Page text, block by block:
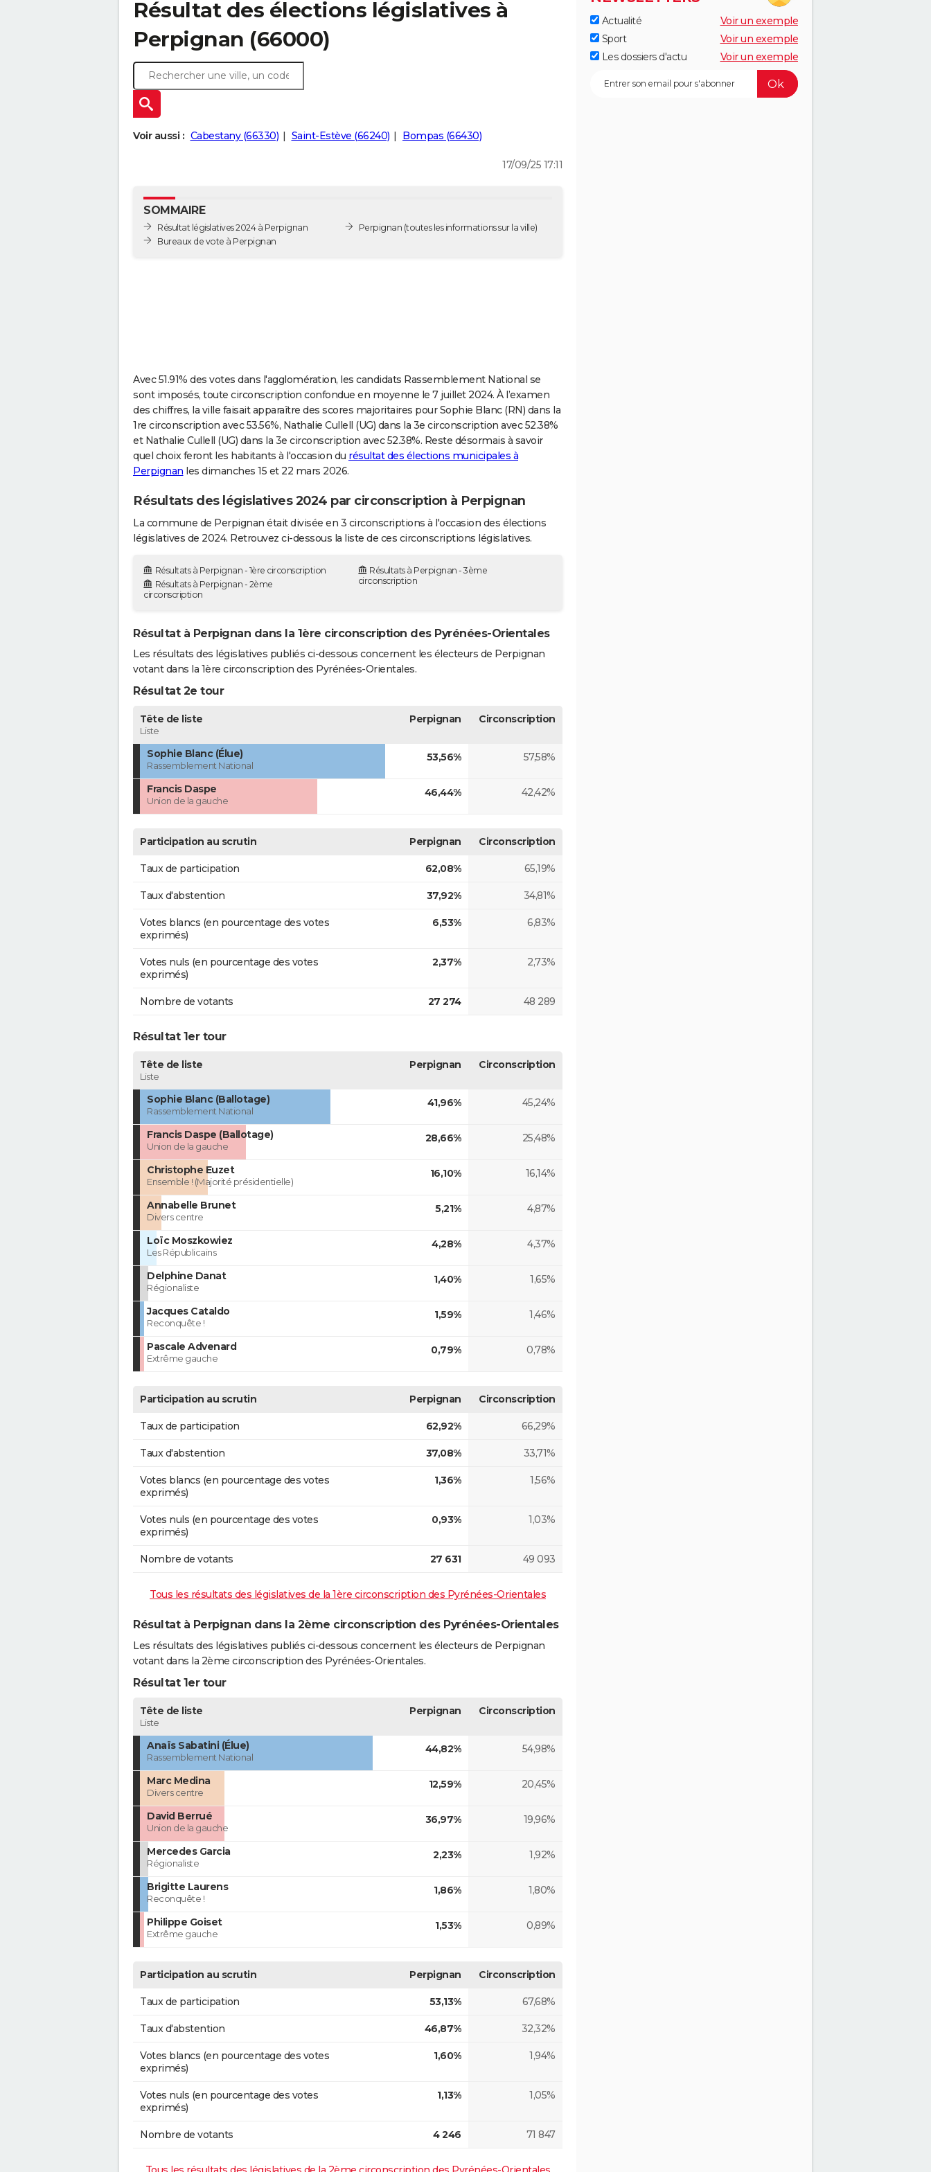
Résultat des élections législatives à
Perpignan (66000)
Voir aussi : Cabestany (66330) Saint-Estève (66240) Bompas (66430)
17/09/25 17:11
SOMMAIRE
Résultat législatives 2024 à Perpignan
Bureaux de vote à Perpignan
Perpignan (toutes les informations sur la ville)
Avec 51.91% des votes dans l'agglomération, les candidats Rassemblement National se
sont imposés, toute circonscription confondue en moyenne le 7 juillet 2024. À l’examen
des chiffres, la ville faisait apparaître des scores majoritaires pour Sophie Blanc (RN) dans la
1re circonscription avec 53.56%, Nathalie Cullell (UG) dans la 3e circonscription avec 52.38%
et Nathalie Cullell (UG) dans la 3e circonscription avec 52.38%. Reste désormais à savoir
quel choix feront les habitants à l'occasion du résultat des élections municipales à
Perpignan les dimanches 15 et 22 mars 2026.
Résultats des législatives 2024 par circonscription à Perpignan
La commune de Perpignan était divisée en 3 circonscriptions à l'occasion des élections
législatives de 2024. Retrouvez ci-dessous la liste de ces circonscriptions législatives.
Résultats à Perpignan - 1ère circonscription
Résultats à Perpignan - 2ème
circonscription
Résultats à Perpignan - 3ème
circonscription
Résultat à Perpignan dans la 1ère circonscription des Pyrénées-Orientales
Les résultats des législatives publiés ci-dessous concernent les électeurs de Perpignan
votant dans la 1ère circonscription des Pyrénées-Orientales.
Résultat 2e tour
Tête de liste
Liste
Perpignan Circonscription
Sophie Blanc (Élue)
Rassemblement National
53,56% 57,58%
Francis Daspe
Union de la gauche
46,44% 42,42%
Participation au scrutin Perpignan Circonscription
Taux de participation 62,08% 65,19%
Taux d'abstention 37,92% 34,81%
Votes blancs (en pourcentage des votes
exprimés)
6,53% 6,83%
Votes nuls (en pourcentage des votes
exprimés)
2,37% 2,73%
Nombre de votants 27 274 48 289
Résultat 1er tour
Tête de liste
Liste
Perpignan Circonscription
Sophie Blanc (Ballotage)
Rassemblement National
41,96% 45,24%
Francis Daspe (Ballotage)
Union de la gauche
28,66% 25,48%
Christophe Euzet
Ensemble ! (Majorité présidentielle)
16,10% 16,14%
Annabelle Brunet
Divers centre
5,21% 4,87%
Loïc Moszkowiez
Les Républicains
4,28% 4,37%
Delphine Danat
Régionaliste
1,40% 1,65%
Jacques Cataldo
Reconquête !
1,59% 1,46%
Pascale Advenard
Extrême gauche
0,79% 0,78%
Participation au scrutin Perpignan Circonscription
Taux de participation 62,92% 66,29%
Taux d'abstention 37,08% 33,71%
Votes blancs (en pourcentage des votes
exprimés)
1,36% 1,56%
Votes nuls (en pourcentage des votes
exprimés)
0,93% 1,03%
Nombre de votants 27 631 49 093
Tous les résultats des législatives de la 1ère circonscription des Pyrénées-Orientales
Résultat à Perpignan dans la 2ème circonscription des Pyrénées-Orientales
Les résultats des législatives publiés ci-dessous concernent les électeurs de Perpignan
votant dans la 2ème circonscription des Pyrénées-Orientales.
Résultat 1er tour
Tête de liste
Liste
Perpignan Circonscription
Anaïs Sabatini (Élue)
Rassemblement National
44,82% 54,98%
Marc Medina
Divers centre
12,59% 20,45%
David Berrué
Union de la gauche
36,97% 19,96%
Mercedes Garcia
Régionaliste
2,23% 1,92%
Brigitte Laurens
Reconquête !
1,86% 1,80%
Philippe Goiset
Extrême gauche
1,53% 0,89%
Participation au scrutin Perpignan Circonscription
Taux de participation 53,13% 67,68%
Taux d'abstention 46,87% 32,32%
Votes blancs (en pourcentage des votes
exprimés)
1,60% 1,94%
Votes nuls (en pourcentage des votes
exprimés)
1,13% 1,05%
Nombre de votants 4 246 71 847
Actualité
Voir un exemple
Sport
Voir un exemple
Les dossiers d'actu
Voir un exemple